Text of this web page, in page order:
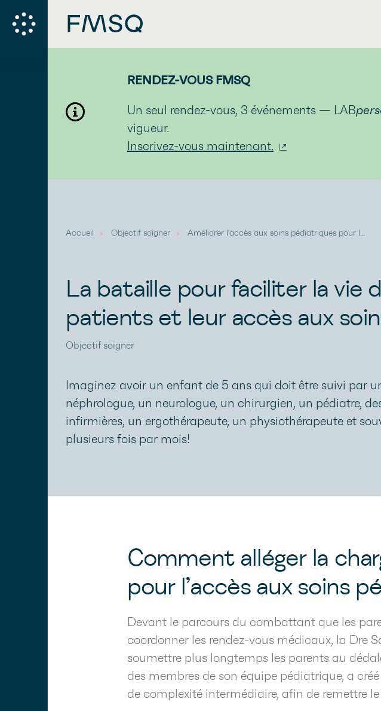
RENDEZ-VOUS FMSQ
Un seul rendez-vous, 3 événements — LAB
vigueur.
Inscrivez-vous maintenant.
Accueil Objectif soigner Améliorer l'accès aux soins pédiatriques pour les familles
La bataille pour faciliter la vie
patients et leur accès aux
Objectif soigner
Imaginez avoir un enfant de 5 ans qui doit être suivi par
néphrologue, un neurologue, un chirurgien, un pédiatre,
infirmières, un ergothérapeute, un physiothérapeute et
plusieurs fois par mois!
Comment alléger la
pour l’accès aux soins
Devant le parcours du combattant que les
coordonner les rendez-vous médicaux, la Dre
soumettre plus longtemps les parents au
des membres de son équipe pédiatrique, a
de complexité intermédiaire, afin de remettre